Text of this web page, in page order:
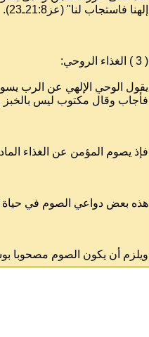
إلهنا فاستجاب لنا" (عز21:8ـ23).
( 3 ) الغذاء الروحي:
يقول الوحي الإلهي عن الرب
فأجاب وقال مكتوب ليس بالخبز
فإذ يصوم المؤمن عن الغذاء
هذه بعض دواعي الصوم في حياة
ويلزم أن يكون الصوم مصحوبا